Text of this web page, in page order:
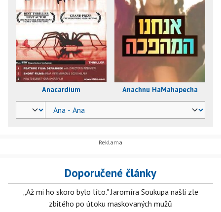
Anacardium Anachnu HaMahapecha
Doporučené články
„Až mi ho skoro bylo líto." Jaromíra Soukupa našli zle
zbitého po útoku maskovaných mužů